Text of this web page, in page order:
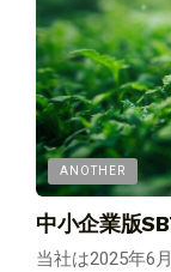
ANOTHER
中小企業版
当社は2025年6